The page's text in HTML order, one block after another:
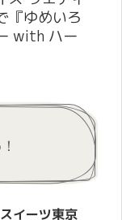
『ゆめいろ
with ハー
イーツ東京